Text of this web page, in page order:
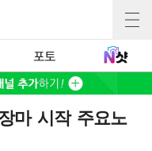
포토
마 시작 주요노